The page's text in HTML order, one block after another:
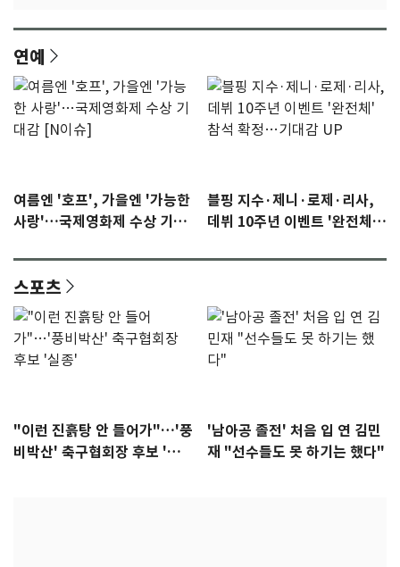
연예
여름엔 '호프', 가을엔 '가능한
사랑'…국제영화제 수상 기대
블핑 지수·제니·로제·리사,
데뷔 10주년 이벤트 '완전체'
스포츠
"이런 진흙탕 안 들어가"…'풍
비박산' 축구협회장 후보 '실
'남아공 졸전' 처음 입 연 김민
재 "선수들도 못 하기는 했다"